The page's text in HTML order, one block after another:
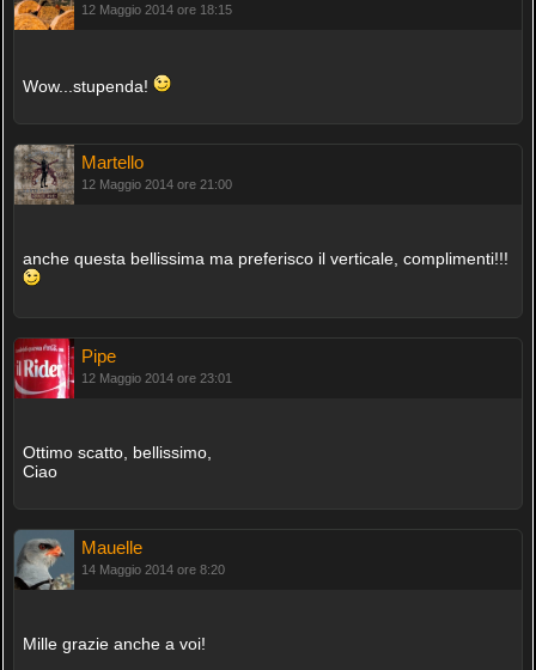
12 Maggio 2014 ore 18:15
Wow...stupenda!
Martello
12 Maggio 2014 ore 21:00
anche questa bellissima ma preferisco il verticale, complimenti!!!
Pipe
12 Maggio 2014 ore 23:01
Ottimo scatto, bellissimo,
Ciao
Mauelle
14 Maggio 2014 ore 8:20
Mille grazie anche a voi!